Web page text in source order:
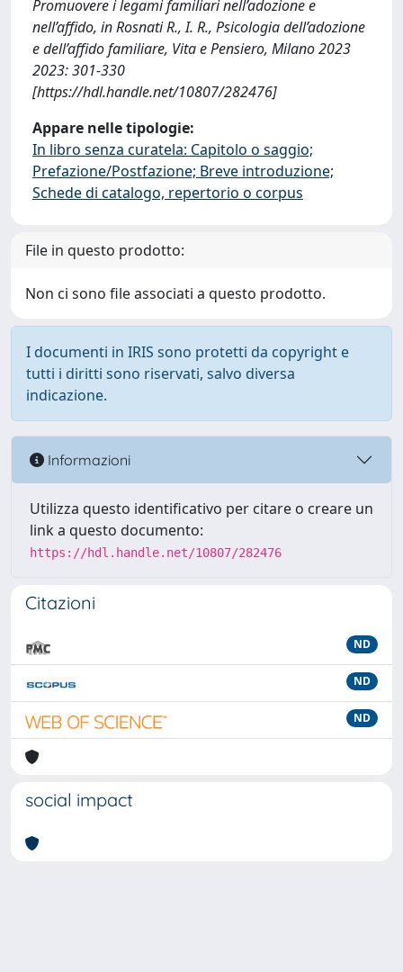
Promuovere i legami familiari nell’adozione e
nell’affido, in Rosnati R., I. R., Psicologia dell’adozione
e dell’affido familiare, Vita e Pensiero, Milano 2023
2023: 301-330
[https://hdl.handle.net/10807/282476]
Appare nelle tipologie:
In libro senza curatela: Capitolo o saggio;
Prefazione/Postfazione; Breve introduzione;
Schede di catalogo, repertorio o corpus
File in questo prodotto:
Non ci sono file associati a questo prodotto.
I documenti in IRIS sono protetti da copyright e
tutti i diritti sono riservati, salvo diversa
indicazione.
Informazioni
Utilizza questo identificativo per citare o creare un
link a questo documento:
https://hdl.handle.net/10807/282476
Citazioni
ND
ND
ND
social impact